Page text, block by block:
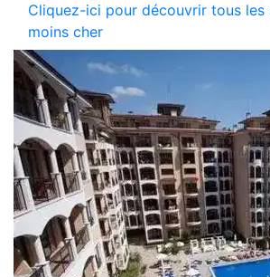
Cliquez-ici pour découvrir tous les
moins cher